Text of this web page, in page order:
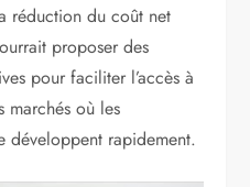
réduction du coût net
proposer des
pour faciliter l’accès à
marchés où les
développent rapidement.